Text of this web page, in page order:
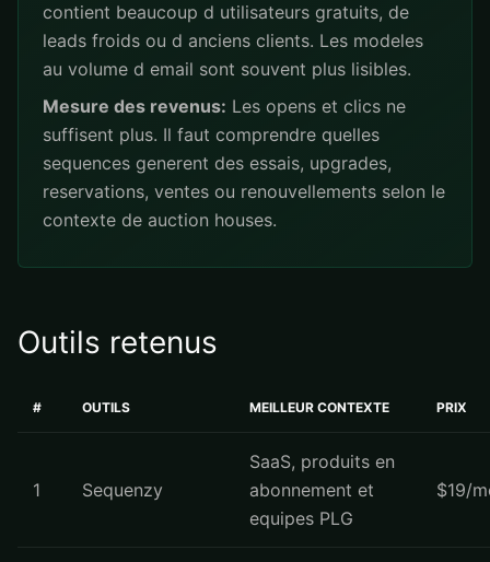
contient beaucoup d utilisateurs gratuits, de
leads froids ou d anciens clients. Les modeles
au volume d email sont souvent plus lisibles.
Mesure des revenus: Les opens et clics ne
suffisent plus. Il faut comprendre quelles
sequences generent des essais, upgrades,
reservations, ventes ou renouvellements selon le
contexte de auction houses.
Outils retenus
# OUTILS MEILLEUR CONTEXTE PRIX
1 Sequenzy
SaaS, produits en
abonnement et
equipes PLG
$19/